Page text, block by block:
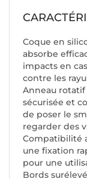
Coque en
absorbe
impacts en
contre les
Anneau
sécurisée et
de poser le
regarder des
Compatibilité
une fixation
pour une
Bords